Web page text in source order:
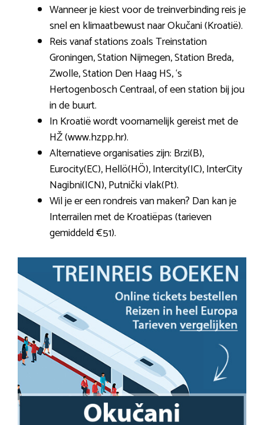
Wanneer je kiest voor de treinverbinding reis je
snel en klimaatbewust naar Okučani (Kroatië).
Reis vanaf stations zoals Treinstation
Groningen, Station Nijmegen, Station Breda,
Zwolle, Station Den Haag HS, ‘s
Hertogenbosch Centraal, of een station bij jou
in de buurt.
In Kroatië wordt voornamelijk gereist met de
HŽ (www.hzpp.hr).
Alternatieve organisaties zijn: Brzi(B),
Eurocity(EC), Hellö(HÖ), Intercity(IC), InterCity
Nagibni(ICN), Putnički vlak(Pt).
Wil je er een rondreis van maken? Dan kan je
Interrailen met de Kroatiëpas (tarieven
gemiddeld €51).